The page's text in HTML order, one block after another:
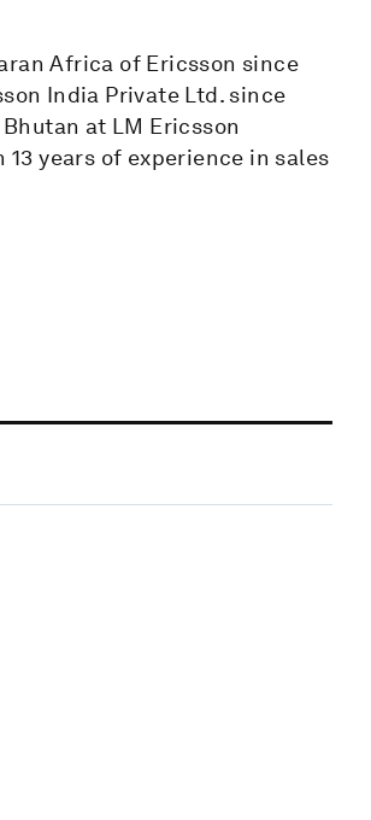
Africa of Ericsson since
India Private Ltd. since
at LM Ericsson
13 years of experience in sales